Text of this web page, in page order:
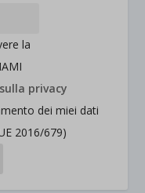
la
privacy
dei miei dati
2016/679)